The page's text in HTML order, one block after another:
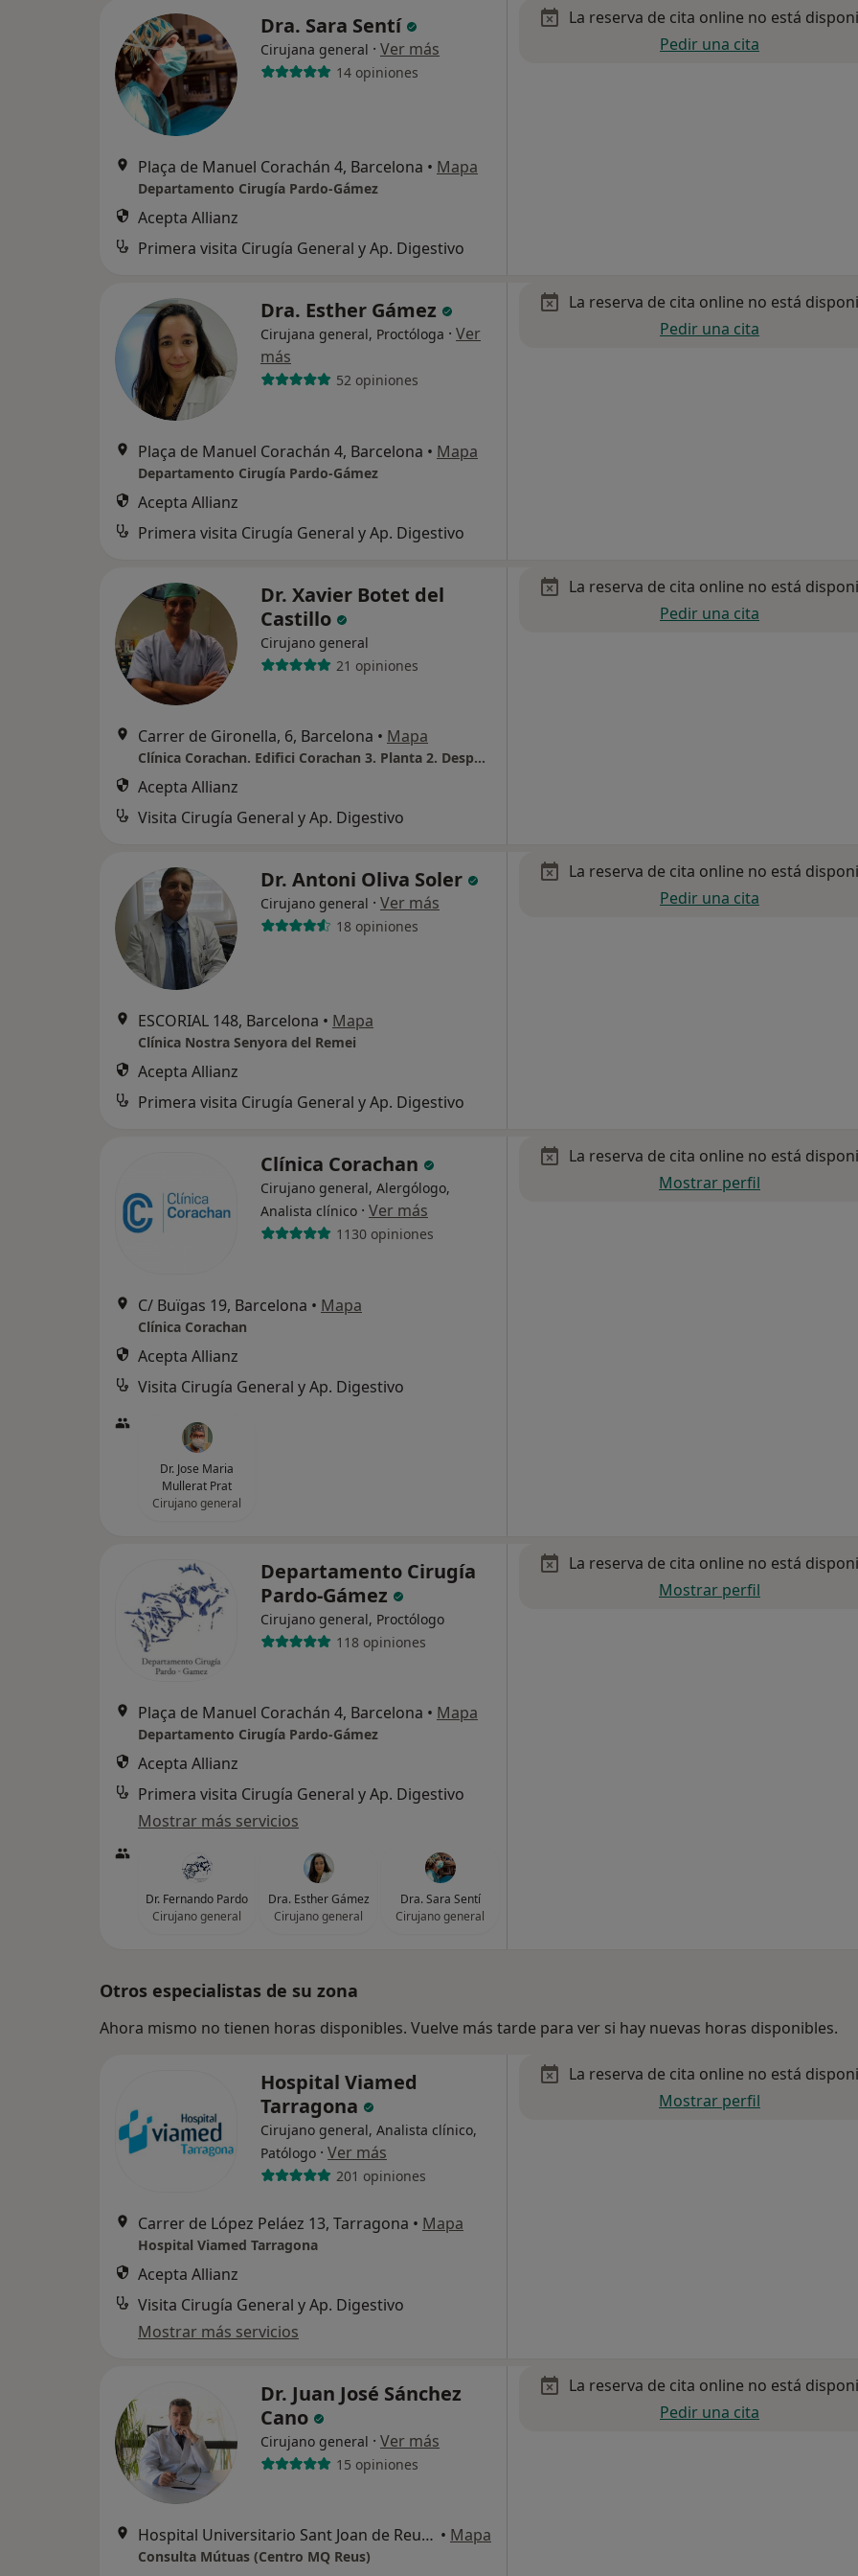
Dra. Sara Sentí
Cirujana general · Ver más
14 opiniones
Plaça de Manuel Corachán 4, Barcelona • Mapa
Departamento Cirugía Pardo-Gámez
Acepta Allianz
Primera visita Cirugía General y Ap. Digestivo
La reserva de cita online no está
Pedir una cita
Dra. Esther Gámez
Cirujana general, Proctóloga · Ver
más
52 opiniones
Plaça de Manuel Corachán 4, Barcelona • Mapa
Departamento Cirugía Pardo-Gámez
Acepta Allianz
Primera visita Cirugía General y Ap. Digestivo
La reserva de cita online no está
Pedir una cita
Dr. Xavier Botet del
Castillo
Cirujano general
21 opiniones
Carrer de Gironella, 6, Barcelona • Mapa
Clínica Corachan. Edifici Corachan 3. Planta 2. Despatx 2.3
Acepta Allianz
Visita Cirugía General y Ap. Digestivo
La reserva de cita online no está
Pedir una cita
Dr. Antoni Oliva Soler
Cirujano general · Ver más
18 opiniones
ESCORIAL 148, Barcelona • Mapa
Clínica Nostra Senyora del Remei
Acepta Allianz
Primera visita Cirugía General y Ap. Digestivo
La reserva de cita online no está
Pedir una cita
Clínica Corachan
Cirujano general, Alergólogo,
Analista clínico · Ver más
1130 opiniones
C/ Buïgas 19, Barcelona • Mapa
Clínica Corachan
Acepta Allianz
Visita Cirugía General y Ap. Digestivo
Dr. Jose Maria
Mullerat Prat
Cirujano general
La reserva de cita online no está
Mostrar perfil
Departamento Cirugía
Pardo-Gámez
Cirujano general, Proctólogo
118 opiniones
Plaça de Manuel Corachán 4, Barcelona • Mapa
Departamento Cirugía Pardo-Gámez
Acepta Allianz
Primera visita Cirugía General y Ap. Digestivo
Mostrar más servicios
Dr. Fernando Pardo
Cirujano general
Dra. Esther Gámez
Cirujano general
Dra. Sara Sentí
Cirujano general
La reserva de cita online no está
Mostrar perfil
Otros especialistas de su zona
Ahora mismo no tienen horas disponibles. Vuelve más tarde para ver si hay nuevas horas disponibles.
Hospital Viamed
Tarragona
Cirujano general, Analista clínico,
Patólogo · Ver más
201 opiniones
Carrer de López Peláez 13, Tarragona • Mapa
Hospital Viamed Tarragona
Acepta Allianz
Visita Cirugía General y Ap. Digestivo
Mostrar más servicios
La reserva de cita online no está
Mostrar perfil
Dr. Juan José Sánchez
Cano
Cirujano general · Ver más
15 opiniones
Hospital Universitario Sant Joan de Reus, Reus • Mapa
Consulta Mútuas (Centro MQ Reus)
La reserva de cita online no está
Pedir una cita